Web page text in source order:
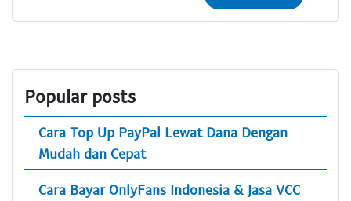
Popular posts
Cara Top Up PayPal Lewat Dana Dengan
Mudah dan Cepat
Cara Bayar OnlyFans Indonesia & Jasa VCC